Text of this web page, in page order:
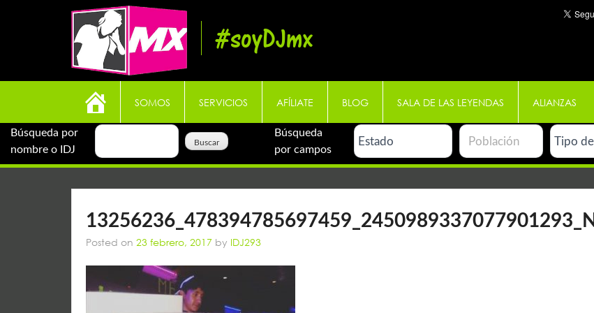
#soyDJmx
SOMOS SERVICIOS AFÍLIATE BLOG SALA DE LAS LEYENDAS ALIANZAS
Búsqueda por
nombre o IDJ
Búsqueda
por campos
13256236_478394785697459_2450989337077901293_N
Posted on 23 febrero, 2017 by IDJ293